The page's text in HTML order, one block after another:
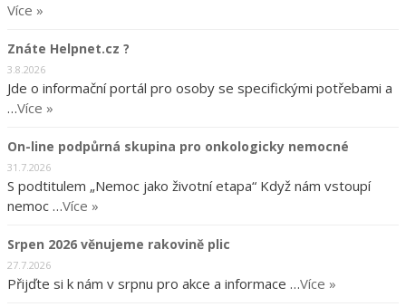
Více »
Znáte Helpnet.cz ?
3.8.2026
Jde o informační portál pro osoby se specifickými potřebami a
…Více »
On-line podpůrná skupina pro onkologicky nemocné
31.7.2026
S podtitulem „Nemoc jako životní etapa“ Když nám vstoupí
nemoc …Více »
Srpen 2026 věnujeme rakovině plic
27.7.2026
Přijďte si k nám v srpnu pro akce a informace …Více »